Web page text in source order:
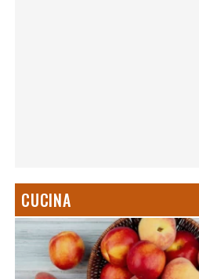
CUCINA